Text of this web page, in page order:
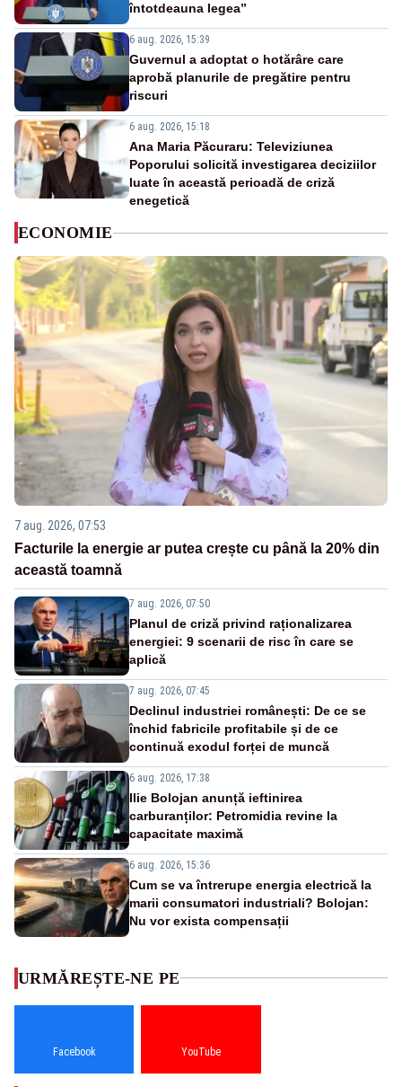
întotdeauna legea”
6 aug. 2026, 15:39
Guvernul a adoptat o hotărâre care
aprobă planurile de pregătire pentru
riscuri
6 aug. 2026, 15:18
Ana Maria Păcuraru: Televiziunea
Poporului solicită investigarea deciziilor
luate în această perioadă de criză
enegetică
ECONOMIE
7 aug. 2026, 07:53
Facturile la energie ar putea crește cu până la 20% din
această toamnă
7 aug. 2026, 07:50
Planul de criză privind raționalizarea
energiei: 9 scenarii de risc în care se
aplică
7 aug. 2026, 07:45
Declinul industriei românești: De ce se
închid fabricile profitabile și de ce
continuă exodul forței de muncă
6 aug. 2026, 17:38
Ilie Bolojan anunță ieftinirea
carburanților: Petromidia revine la
capacitate maximă
6 aug. 2026, 15:36
Cum se va întrerupe energia electrică la
marii consumatori industriali? Bolojan:
Nu vor exista compensații
URMĂREȘTE-NE PE
Facebook YouTube